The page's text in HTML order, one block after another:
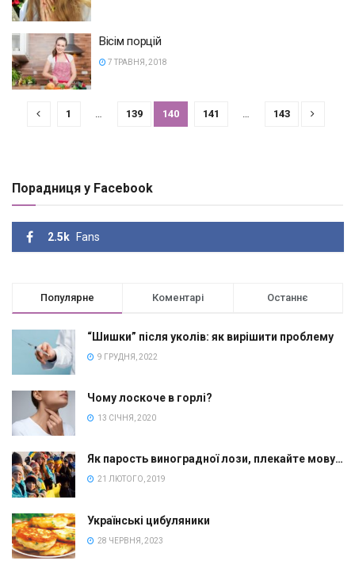
Вісім порцій
7 ТРАВНЯ, 2018
1 … 139 140 141 … 143
Порадниця у Facebook
2.5k Fans
Популярне Коментарі Останнє
“Шишки” після уколів: як вирішити проблему
9 ГРУДНЯ, 2022
Чому лоскоче в горлі?
13 СІЧНЯ, 2020
Як парость виноградної лози, плекайте мову…
21 ЛЮТОГО, 2019
Українські цибуляники
28 ЧЕРВНЯ, 2023